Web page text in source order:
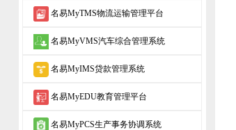
名易MyTMS物流运输管理平台
名易MyVMS汽车综合管理系统
名易MyIMS贷款管理系统
名易MyEDU教育管理平台
名易MyPCS生产事务协调系统